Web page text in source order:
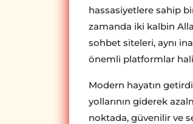
hassasiyetlere sahip
zamanda iki kalbin
sohbet siteleri, aynı
önemli platformlar
Modern hayatın
yollarının giderek
noktada, güvenilir ve